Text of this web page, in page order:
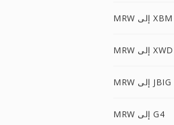
MRW إلى XBM
MRW إلى XWD
MRW إلى JBIG
MRW إلى G4